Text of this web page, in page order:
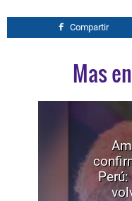
Compartir
Mas